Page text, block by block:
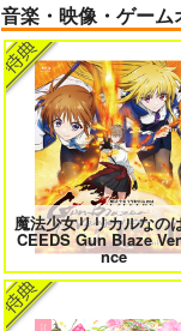
音楽・映像・ゲーム
魔法少女リリカルなの
CEEDS Gun Blaze
nce